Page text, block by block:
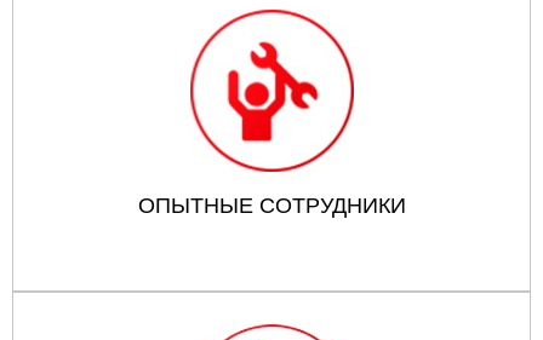
ОПЫТНЫЕ СОТРУДНИКИ